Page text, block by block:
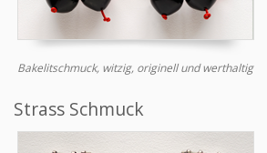
Bakelitschmuck, witzig, originell und werthaltig
Strass Schmuck